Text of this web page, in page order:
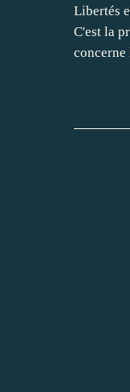
Libertés
C'est la
concerne